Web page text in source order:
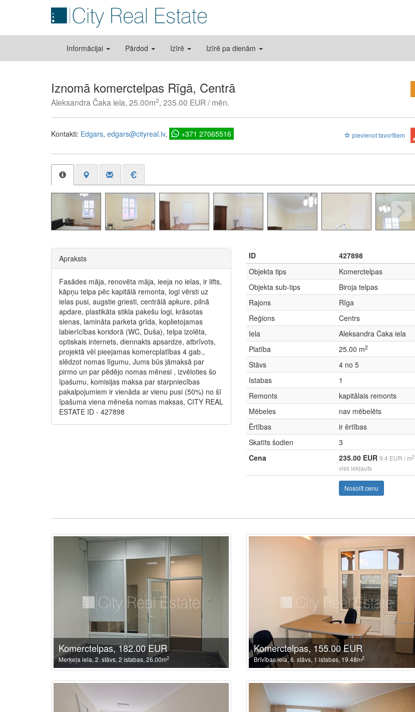
Informācijai Pārdod Izīrē Izīrē pa dienām
Iznomā komerctelpas Rīgā, Centrā
Aleksandra Čaka iela, 25.00m2, 235.00 EUR / mēn.
pievienot favorītiem
Kontakti: Edgars edgars@cityreal.lv +371 27065516
Apraksts
Fasādes māja, renovēta māja, ieeja no ielas, ir lifts,
kāpņu telpa pēc kapitālā remonta, logi vērsti uz
ielas pusi, augstie griesti, centrālā apkure, pilnā
apdare, plastikāta stikla pakešu logi, krāsotas
sienas, lamināta parketa grīda, koplietojamas
labierīcības koridorā (WC, Duša), telpa izolēta,
optiskais internets, diennakts apsardze, atbrīvots,
projektā vēl pieejamas komercplatības 4 gab.,
slēdzot nomas līgumu, Jums būs jāmaksā par
pirmo un par pēdējo nomas mēnesi , izvēloties šo
īpašumu, komisijas maksa par starpniecības
pakalpojumiem ir vienāda ar vienu pusi (50%) no šī
īpašuma viena mēneša nomas maksas, CITY REAL
ESTATE ID - 427898
ID
427898
Objekta tips
Komerctelpas
Objekta sub-tips
Biroja telpas
Rajons
Rīga
Reģions
Centrs
Iela
Aleksandra Čaka iela
Platība
25.00 m2
Stāvs
4 no 5
Istabas
1
Remonts
kapitālais remonts
Mēbeles
nav mēbelēts
Ērtības
ir ērtības
Skatīts šodien
3
Cena
235.00 EUR 9.4 EUR / m2
viss iekļauts
Nosolīt cenu
Komerctelpas, 182.00 EUR
Merķeļa iela, 2. stāvs, 2 istabas, 26.00m2
Komerctelpas, 155.00 EUR
Brīvības iela, 6. stāvs, 1 istabas, 19.48m2